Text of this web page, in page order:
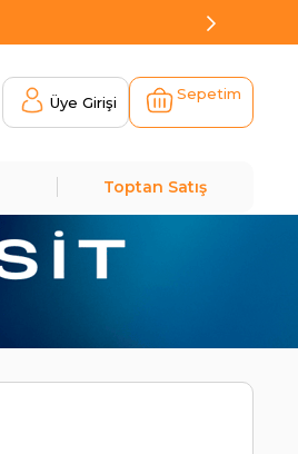
Üye Girişi Sepetim
Toptan Satış